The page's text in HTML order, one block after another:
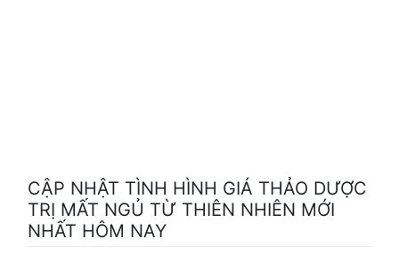
CẬP NHẬT TÌNH HÌNH GIÁ THẢO DƯỢC
TRỊ MẤT NGỦ TỪ THIÊN NHIÊN MỚI
NHẤT HÔM NAY